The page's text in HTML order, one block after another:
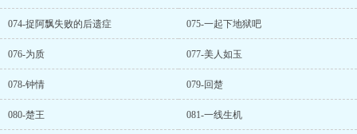
074-捉阿飘失败的后遗症 075-一起下地狱吧
076-为质 077-美人如玉
078-钟情 079-回楚
080-楚王 081-一线生机